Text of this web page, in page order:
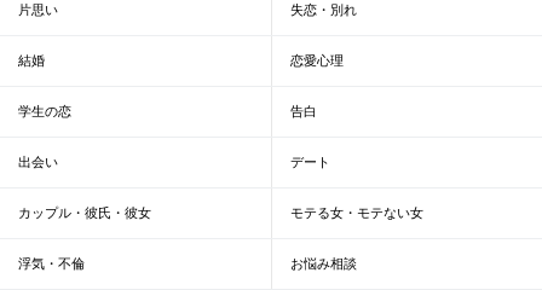
片思い 失恋・別れ
結婚 恋愛心理
学生の恋 告白
出会い デート
カップル・彼氏・彼女 モテる女・モテない女
浮気・不倫 お悩み相談